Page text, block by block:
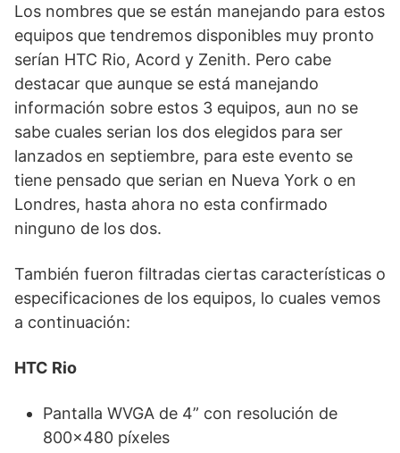
Los nombres que se están manejando para estos
equipos que tendremos disponibles muy pronto
serían HTC Rio, Acord y Zenith. Pero cabe
destacar que aunque se está manejando
información sobre estos 3 equipos, aun no se
sabe cuales serian los dos elegidos para ser
lanzados en septiembre, para este evento se
tiene pensado que serian en Nueva York o en
Londres, hasta ahora no esta confirmado
ninguno de los dos.
También fueron filtradas ciertas características o
especificaciones de los equipos, lo cuales vemos
a continuación:
HTC Rio
Pantalla WVGA de 4” con resolución de
800×480 píxeles